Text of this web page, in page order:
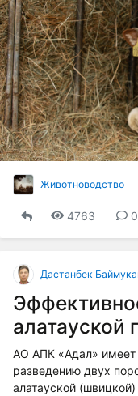
Животноводство
4763 0
Дастанбек
алатауской
АО АПК «Адал» имеет
разведению двух
алатауской